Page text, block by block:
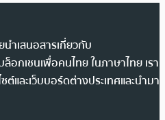
ำเสนอสารเกี่ยวกับ
อกเชนเพื่อคนไทย ในภาษาไทย เรา
และเว็บบอร์ดต่างประเทศและนำมา